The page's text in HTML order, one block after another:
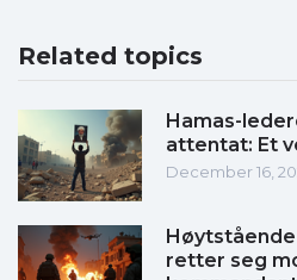
Related topics
Hamas-
attentat: Et
December 16,
retter seg